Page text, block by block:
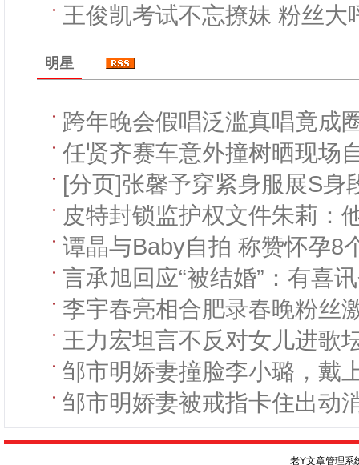
王俊凯考试不忘撩妹 粉丝大
明星
跨年晚会假唱泛滥真唱竟成
任贤齐赛车意外撞树晒现场
[分页]张馨予穿紧身服展S身
皮特封锁监护权文件朱莉：
谭晶与Baby自拍 称赞怀孕8
言承旭回应“被结婚”：有喜
李宇春亮相合肥录春晚粉丝
王力宏坦言不反对女儿进歌
邹市明娇妻撞脸李小璐，戴
邹市明娇妻被戒指卡住出动
老Y文章管理系